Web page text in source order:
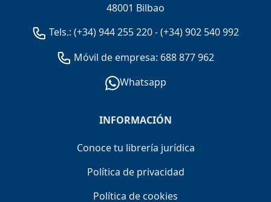
48001 Bilbao
Tels.: (+34) 944 255 220-(+34) 902 540 992
Móvil de empresa: 688 877 962
Whatsapp
INFORMACIÓN
Conoce tu librería jurídica
Política de privacidad
Política de cookies